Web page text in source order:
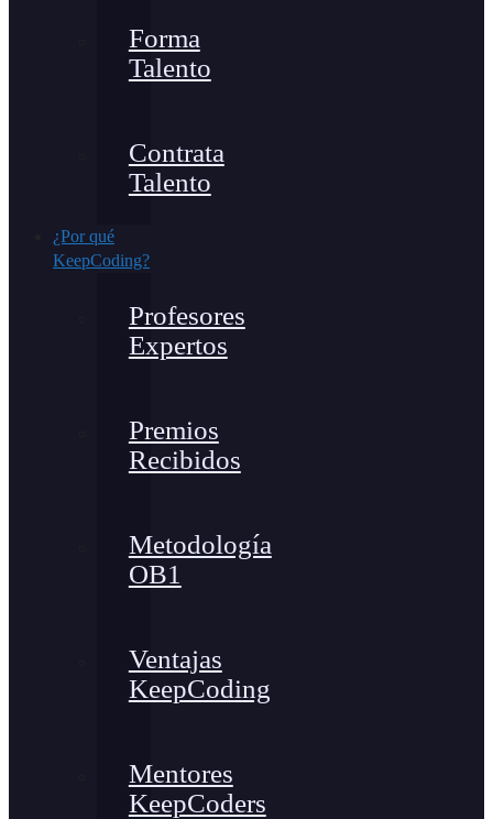
Forma
Talento
Contrata
Talento
¿Por qué
KeepCoding?
Profesores
Expertos
Premios
Recibidos
Metodología
OB1
Ventajas
KeepCoding
Mentores
KeepCoders